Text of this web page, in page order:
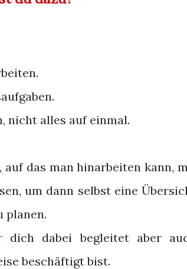
nicht alles auf einmal.
das man hinarbeiten kann,
um dann selbst eine
planen.
dabei begleitet aber
beschäftigt bist.